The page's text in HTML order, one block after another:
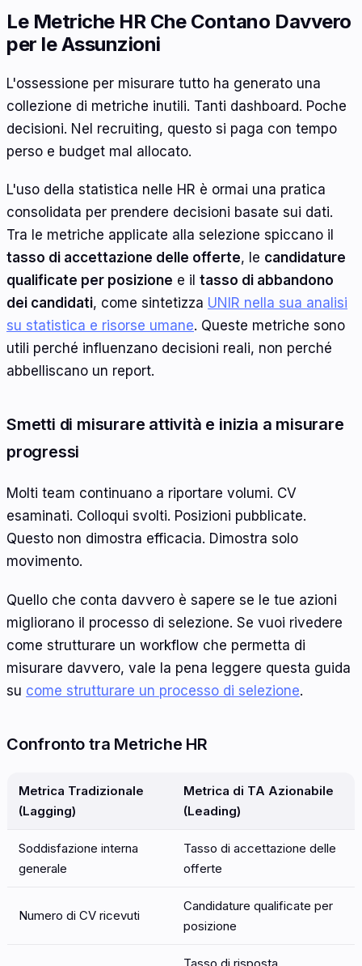
Le Metriche HR Che Contano Davvero
per le Assunzioni
L'ossessione per misurare tutto ha generato una
collezione di metriche inutili. Tanti dashboard. Poche
decisioni. Nel recruiting, questo si paga con tempo
perso e budget mal allocato.
L'uso della statistica nelle HR è ormai una pratica
consolidata per prendere decisioni basate sui dati.
Tra le metriche applicate alla selezione spiccano il
tasso di accettazione delle offerte, le candidature
qualificate per posizione e il tasso di abbandono
dei candidati, come sintetizza UNIR nella sua analisi
su statistica e risorse umane. Queste metriche sono
utili perché influenzano decisioni reali, non perché
abbelliscano un report.
Smetti di misurare attività e inizia a misurare
progressi
Molti team continuano a riportare volumi. CV
esaminati. Colloqui svolti. Posizioni pubblicate.
Questo non dimostra efficacia. Dimostra solo
movimento.
Quello che conta davvero è sapere se le tue azioni
migliorano il processo di selezione. Se vuoi rivedere
come strutturare un workflow che permetta di
misurare davvero, vale la pena leggere questa guida
su come strutturare un processo di selezione.
Confronto tra Metriche HR
Metrica Tradizionale
(Lagging)
Metrica di TA Azionabile
(Leading)
Soddisfazione interna
generale
Tasso di accettazione delle
offerte
Numero di CV ricevuti
Candidature qualificate per
posizione